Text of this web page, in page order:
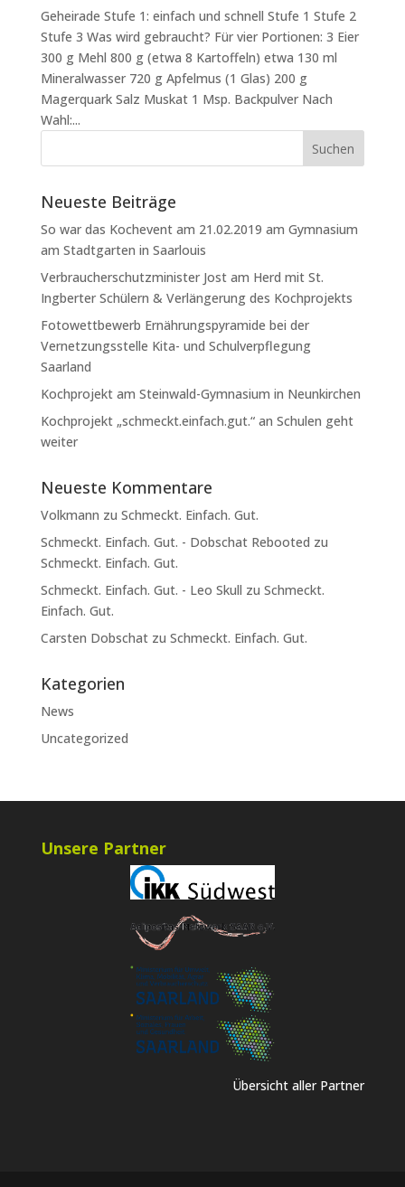
Geheirade Stufe 1: einfach und schnell Stufe 1 Stufe 2
Stufe 3 Was wird gebraucht? Für vier Portionen: 3 Eier
300 g Mehl 800 g (etwa 8 Kartoffeln) etwa 130 ml
Mineralwasser 720 g Apfelmus (1 Glas) 200 g
Magerquark Salz Muskat 1 Msp. Backpulver Nach
Wahl:...
Neueste Beiträge
So war das Kochevent am 21.02.2019 am Gymnasium
am Stadtgarten in Saarlouis
Verbraucherschutzminister Jost am Herd mit St.
Ingberter Schülern & Verlängerung des Kochprojekts
Fotowettbewerb Ernährungspyramide bei der
Vernetzungsstelle Kita- und Schulverpflegung
Saarland
Kochprojekt am Steinwald-Gymnasium in Neunkirchen
Kochprojekt „schmeckt.einfach.gut.“ an Schulen geht
weiter
Neueste Kommentare
Volkmann zu Schmeckt. Einfach. Gut.
Schmeckt. Einfach. Gut. - Dobschat Rebooted zu
Schmeckt. Einfach. Gut.
Schmeckt. Einfach. Gut. - Leo Skull zu Schmeckt.
Einfach. Gut.
Carsten Dobschatzu Schmeckt. Einfach. Gut.
Kategorien
News
Uncategorized
Unsere Partner
Übersicht aller Partner